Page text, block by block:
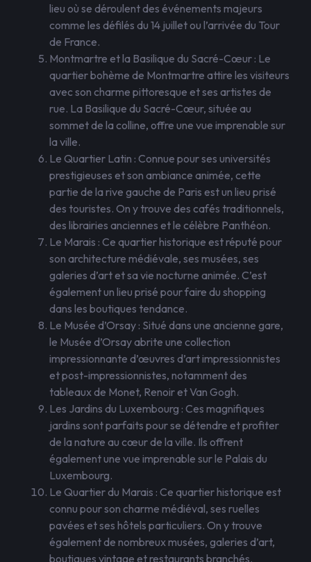
lieu où se déroulent des événements majeurs
comme les défilés du 14 juillet ou l’arrivée du Tour
de France.
Montmartre et la Basilique du Sacré-Cœur : Le
quartier bohème de Montmartre attire les visiteurs
avec son charme pittoresque et ses artistes de
rue. La Basilique du Sacré-Cœur, située au
sommet de la colline, offre une vue imprenable sur
la ville.
Le Quartier Latin : Connue pour ses universités
prestigieuses et son ambiance animée, cette
partie de la rive gauche de Paris est un lieu prisé
des touristes. On y trouve des cafés traditionnels,
des librairies anciennes et le célèbre Panthéon.
Le Marais : Ce quartier historique est réputé pour
son architecture médiévale, ses musées, ses
galeries d’art et sa vie nocturne animée. C’est
également un lieu prisé pour faire du shopping
dans les boutiques tendance.
Le Musée d’Orsay : Situé dans une ancienne gare,
le Musée d’Orsay abrite une collection
impressionnante d’œuvres d’art impressionnistes
et post-impressionnistes, notamment des
tableaux de Monet, Renoir et Van Gogh.
Les Jardins du Luxembourg : Ces magnifiques
jardins sont parfaits pour se détendre et profiter
de la nature au cœur de la ville. Ils offrent
également une vue imprenable sur le Palais du
Luxembourg.
Le Quartier du Marais : Ce quartier historique est
connu pour son charme médiéval, ses ruelles
pavées et ses hôtels particuliers. On y trouve
également de nombreux musées, galeries d’art,
boutiques vintage et restaurants branchés.